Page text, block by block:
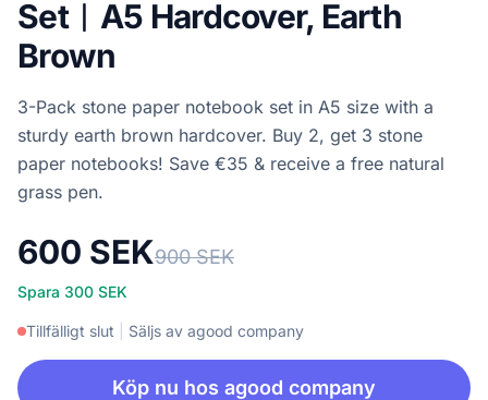
Set︱A5 Hardcover, Earth
Brown
3-Pack stone paper notebook set in A5 size with a
sturdy earth brown hardcover. Buy 2, get 3 stone
paper notebooks! Save €35 & receive a free natural
grass pen.
600 SEK900 SEK
Spara 300 SEK
Tillfälligt slut Säljs av agood company
Köp nu hos agood company